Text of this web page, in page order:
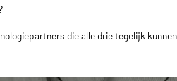
die alle drie tegelijk